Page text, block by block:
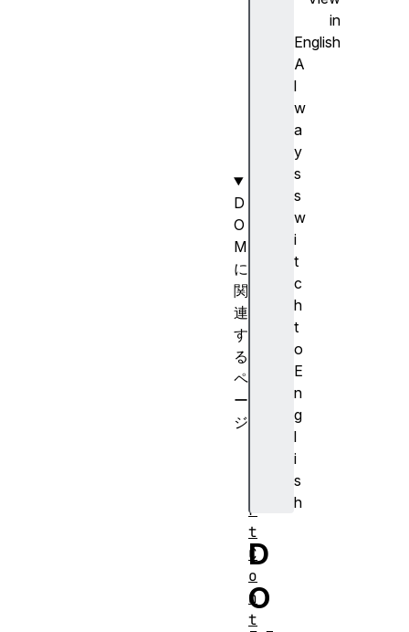
in
English
A
l
w
a
y
s
s
w
i
t
c
h
t
o
E
n
g
l
i
s
h
D
O
D
O
M
に
関
連
す
る
ペ
ー
ジ
r
t
C
o
n
t